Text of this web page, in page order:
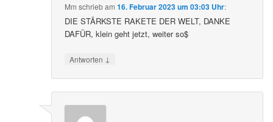
Mm schriebam16. Februar 2023 um 03:03 Uhr:
DIE STÄRKSTE RAKETE DER WELT, DANKE
DAFÜR, klein geht jetzt, weiter so$
Antworten ↓